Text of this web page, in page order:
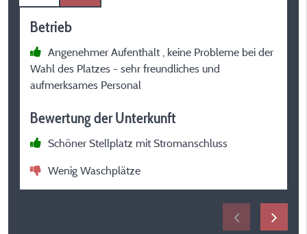
Betrieb
Angenehmer Aufenthalt , keine Probleme bei der
Wahl des Platzes - sehr freundliches und
aufmerksames Personal
Bewertung der Unterkunft
Schöner Stellplatz mit Stromanschluss
Wenig Waschplätze